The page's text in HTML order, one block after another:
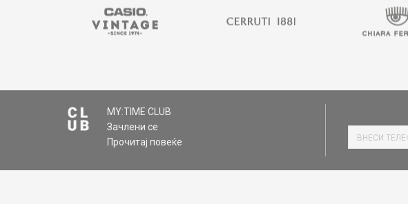
MY:TIME CLUB
Зачлени се
Прочитај повеќе